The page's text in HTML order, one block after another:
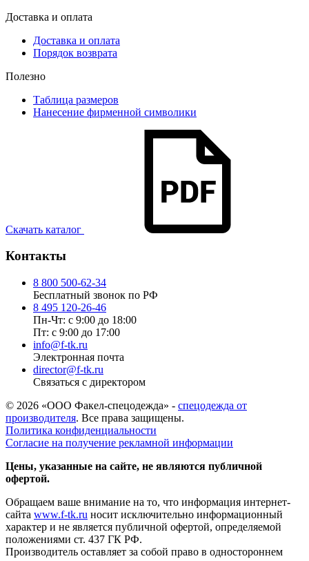
Доставка и оплата
Доставка и оплата
Порядок возврата
Полезно
Таблица размеров
Нанесение фирменной символики
Скачать каталог
Контакты
8 800 500-62-34
Бесплатный звонок по РФ
8 495 120-26-46
Пн-Чт: с 9:00 до 18:00
Пт: с 9:00 до 17:00
info@f-tk.ru
Электронная почта
director@f-tk.ru
Связаться с директором
© 2026 «ООО Факел-спецодежда» - спецодежда от
производителя. Все права защищены.
Политика конфиденциальности
Согласие на получение рекламной информации
Цены, указанные на сайте, не являются публичной
офертой.
Обращаем ваше внимание на то, что информация интернет-
сайта www.f-tk.ru носит исключительно информационный
характер и не является публичной офертой, определяемой
положениями ст. 437 ГК РФ.
Производитель оставляет за собой право в одностороннем